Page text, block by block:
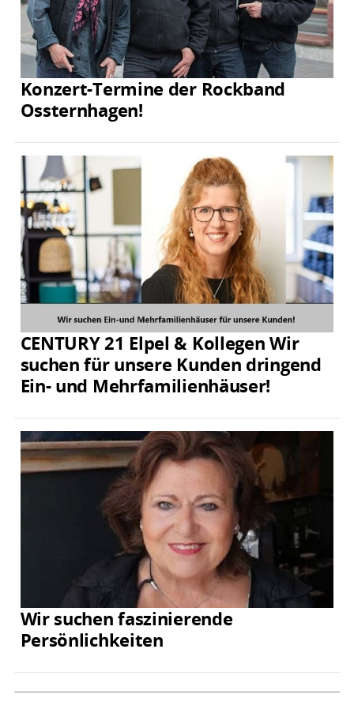
Konzert-Termine der Rockband
Ossternhagen!
CENTURY 21 Elpel & Kollegen Wir
suchen für unsere Kunden dringend
Ein- und Mehrfamilienhäuser!
Wir suchen faszinierende
Persönlichkeiten